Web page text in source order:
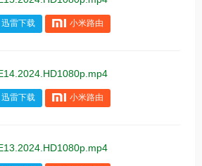
迅雷下载 小米路由
迅雷下载 小米路由